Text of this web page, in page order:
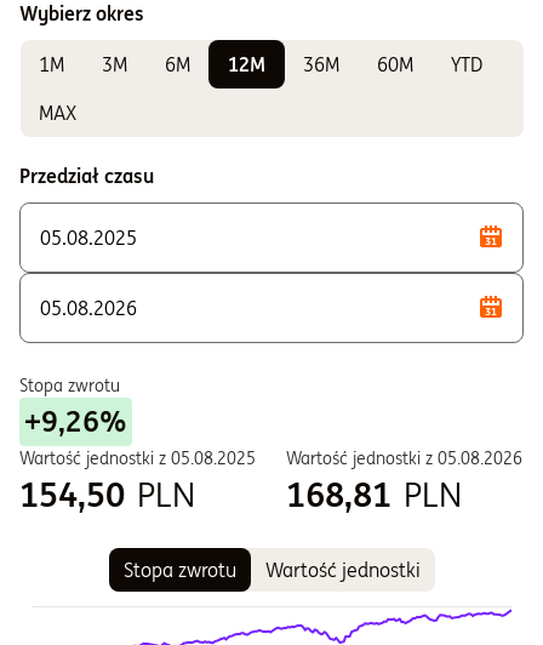
K - Zbywane w ramach IKE i IKZE
Do sprawdzania wyników
E - Zbywane w ramach PPE i PPI
P - Zbywane w ramach PSI
W - Zbywane w ramach PPE i PPI
Wybierz okres
1M 3M 6M 12M 36M 60M
YTD
MAX
Przedział czasu
Stopa zwrotu
+9,26%
Wartość jednostki z 05.08.2025
154,50 PLN
Wartość jednostki z 05.08.2026
168,81 PLN
Stopa zwrotu Wartość jednostki
Wykres kombinowany z 2 seriami danych.